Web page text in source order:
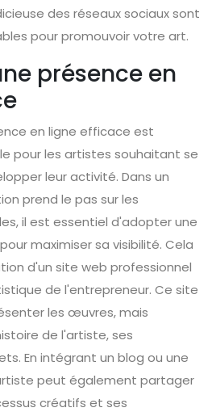
des réseaux sociaux sont
pour promouvoir votre art.
présence en
en ligne efficace est
pour les artistes souhaitant se
leur activité. Dans un
prend le pas sur les
il est essentiel d'adopter une
maximiser sa visibilité. Cela
d'un site web professionnel
de l'entrepreneur. Ce site
les œuvres, mais
de l'artiste, ses
En intégrant un blog ou une
peut également partager
créatifs et ses